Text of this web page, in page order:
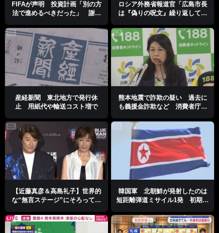
FIFAが声明 投資計画「別の方
法で進めるべきだった」 謝罪
ロシア外務省報道官「広島市長
は『偽りの呪文』繰り返してい
産経新聞 東北地方で発行休
止 用紙代や輸送コスト増で
熊本地震で詐欺の疑い 過去に
も義援金詐欺など 消費者庁が
【近藤真彦＆高島礼子】世界的
な“無言ステージ”にそろって困
韓国軍 北朝鮮が発射したのは
短距離弾道ミサイル1発 初期段